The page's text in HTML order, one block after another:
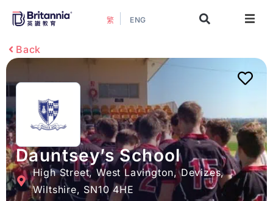
繁 ENG
最新活動
升學指南
升學資訊
增值服務
Back
Dauntsey’s School
High Street, West Lavington, Devizes,
Wiltshire, SN10 4HE